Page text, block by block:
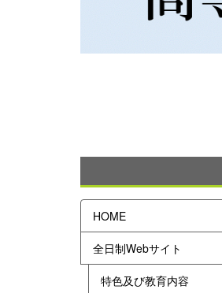
HOME
全日制Webサイト
特色及び教育内容